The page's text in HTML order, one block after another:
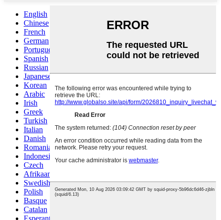
English
Chinese
French
German
Portuguese
Spanish
Russian
Japanese
Korean
Arabic
Irish
Greek
Turkish
Italian
Danish
Romanian
Indonesian
Czech
Afrikaans
Swedish
Polish
Basque
Catalan
Esperanto